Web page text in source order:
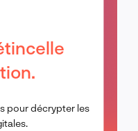
pour décrypter les